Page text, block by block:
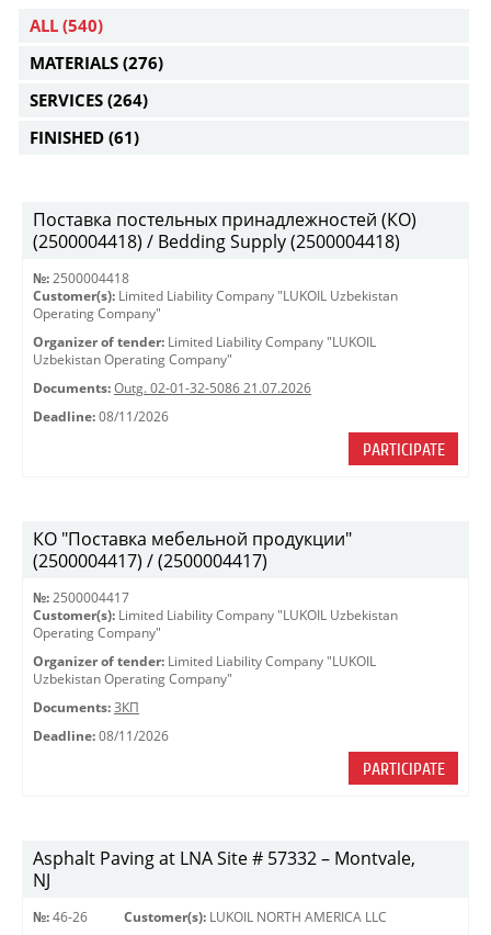
ALL (540)
MATERIALS (276)
SERVICES (264)
FINISHED (61)
Поставка постельных принадлежностей (КО)
(2500004418) / Bedding Supply (2500004418)
№: 2500004418
Customer(s): Limited Liability Company "LUKOIL Uzbekistan
Operating Company"
Organizer of tender: Limited Liability Company "LUKOIL
Uzbekistan Operating Company"
Documents: Outg. 02-01-32-5086 21.07.2026
Deadline: 08/11/2026
PARTICIPATE
КО "Поставка мебельной продукции"
(2500004417) / (2500004417)
№: 2500004417
Customer(s): Limited Liability Company "LUKOIL Uzbekistan
Operating Company"
Organizer of tender: Limited Liability Company "LUKOIL
Uzbekistan Operating Company"
Documents: ЗКП
Deadline: 08/11/2026
PARTICIPATE
Asphalt Paving at LNA Site # 57332 – Montvale,
NJ
№: 46-26 Customer(s): LUKOIL NORTH AMERICA LLC